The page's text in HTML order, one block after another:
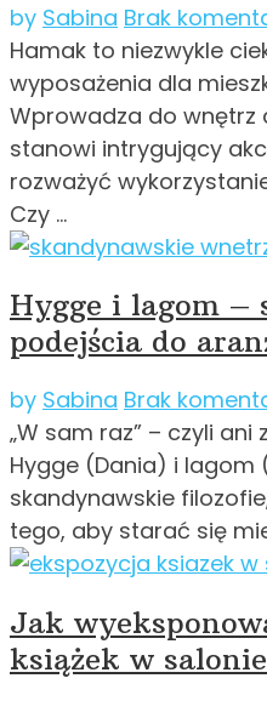
by Sabina Brak
Hamak to niezwykle
wyposażenia dla
Wprowadza do wnętrz
stanowi intrygujący
rozważyć
Czy …
Hygge i lagom –
podejścia do
by Sabina Brak
„W sam raz” – czyli ani
Hygge (Dania) i lagom
skandynawskie
tego, aby starać się
Jak
książek w